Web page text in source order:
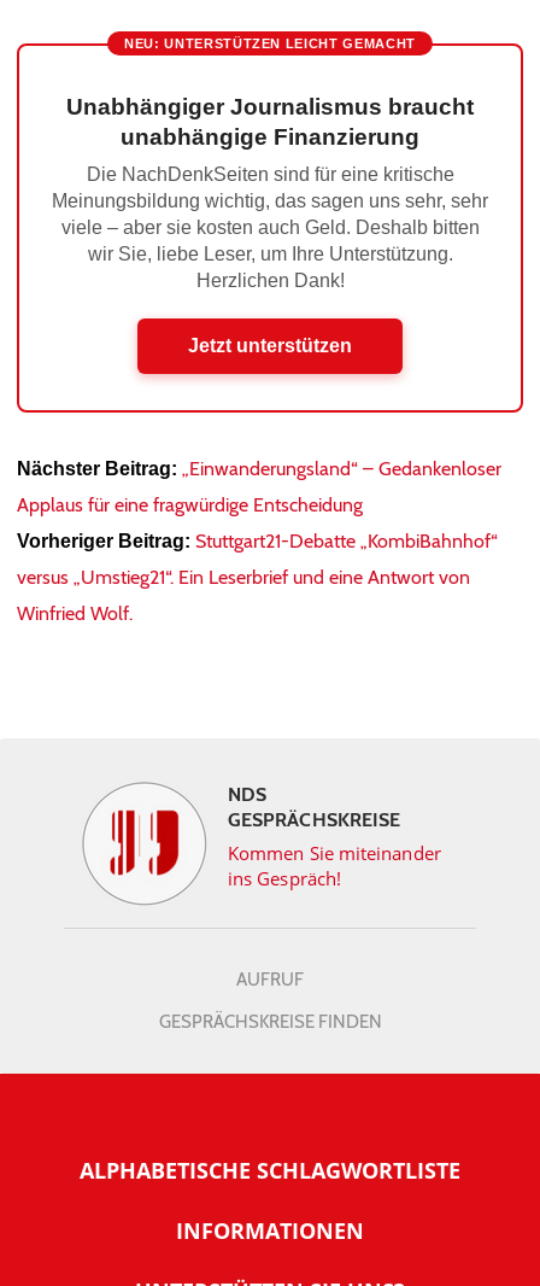
NEU: UNTERSTÜTZEN LEICHT GEMACHT
Unabhängiger Journalismus braucht
unabhängige Finanzierung
Die NachDenkSeiten sind für eine kritische
Meinungsbildung wichtig, das sagen uns sehr, sehr
viele – aber sie kosten auch Geld. Deshalb bitten
wir Sie, liebe Leser, um Ihre Unterstützung.
Herzlichen Dank!
Jetzt unterstützen
Nächster Beitrag: „Einwanderungsland“ – Gedankenloser
Applaus für eine fragwürdige Entscheidung
Vorheriger Beitrag: Stuttgart21-Debatte „KombiBahnhof“
versus „Umstieg21“. Ein Leserbrief und eine Antwort von
Winfried Wolf.
NDS
GESPRÄCHSKREISE
Kommen Sie miteinander
ins Gespräch!
AUFRUF
GESPRÄCHSKREISE FINDEN
ALPHABETISCHE SCHLAGWORTLISTE
INFORMATIONEN
Warum NachDenkSeiten